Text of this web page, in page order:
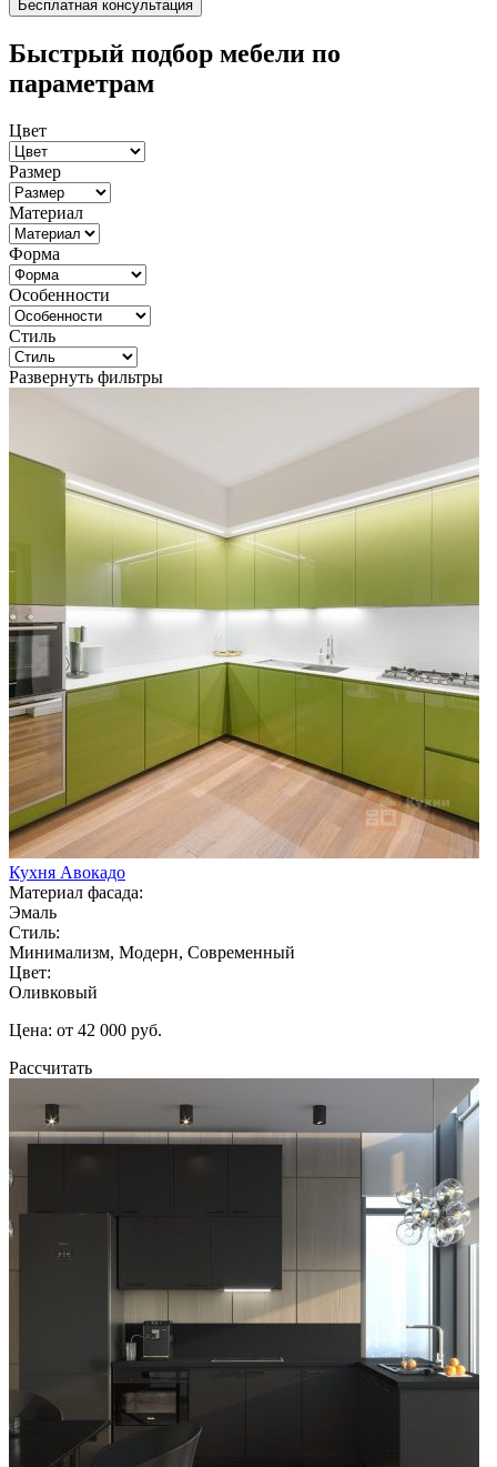
Быстрый подбор мебели по
параметрам
Цвет
Размер
Материал
Форма
Особенности
Стиль
Развернуть фильтры
Кухня Авокадо
Материал фасада:
Эмаль
Стиль:
Минимализм, Модерн, Современный
Цвет:
Оливковый
Цена: от 42 000 руб.
Рассчитать